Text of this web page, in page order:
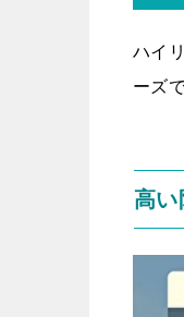
ハイ
ーズ
高い